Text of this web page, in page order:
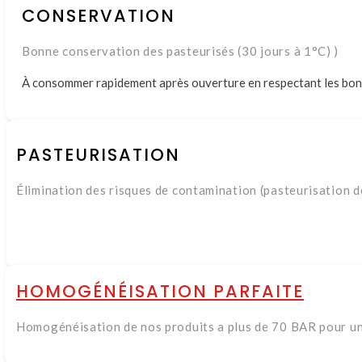
CONSERVATION
Bonne conservation des pasteurisés (30 jours à 1°C) )
À consommer rapidement après ouverture en respectant les
PASTEURISATION
Élimination des risques de contamination (pasteurisation
HOMOGÉNÉISATION PARFAITE
Homogénéisation de nos produits a plus de 70 BAR pour